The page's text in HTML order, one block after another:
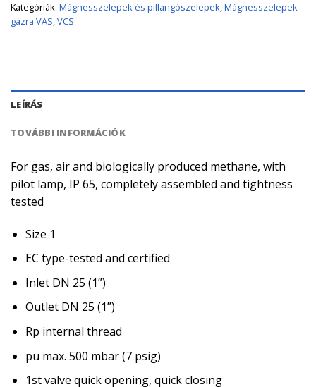
Kategóriák: Mágnesszelepek és pillangószelepek,Mágnesszelepek
gázra VAS, VCS
LEÍRÁS
TOVÁBBI INFORMÁCIÓK
For gas, air and biologically produced methane, with
pilot lamp, IP 65, completely assembled and tightness
tested
Size 1
EC type-tested and certified
Inlet DN 25 (1”)
Outlet DN 25 (1”)
Rp internal thread
pu max. 500 mbar (7 psig)
1st valve quick opening, quick closing